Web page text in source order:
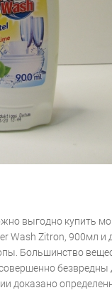
выгодно купить
Wash Zitron, 900мл и
Большинство
безвредны
доказано